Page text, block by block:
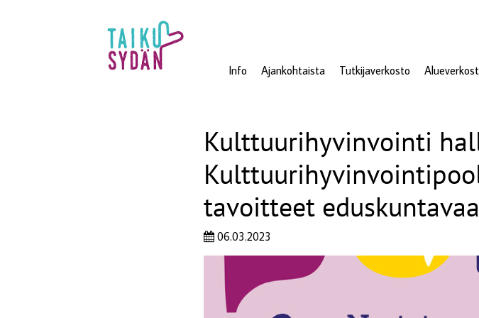
Info Ajankohtaista Tutkijaverkosto
Kulttuurihyvinvointi
tavoitteet
06.03.2023